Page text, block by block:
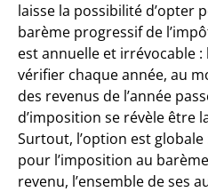
laisse la possibilité d’opter
barème progressif de
est annuelle et irrévocable
vérifier chaque année, au
des revenus de l’année
d’imposition se révèle être
Surtout, l’option est
pour l’imposition au
revenu, l’ensemble de ses